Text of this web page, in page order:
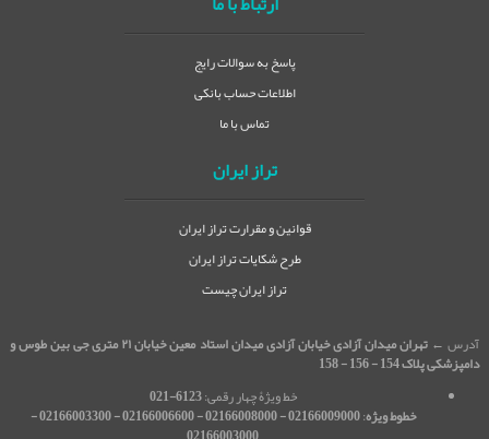
پاسخ به سوالات رایج
اطلاعات حساب بانکی
تماس با ما
تراز ایران
قوانین و مقرارت تراز ایران
طرح شکایات تراز ایران
تراز ایران چیست
آدرس ← تهران میدان آزادی خیابان آزادی میدان استاد معین خیابان ۲۱ متری جی بین طوس و
دامپزشکی پلاک 154 - 156 - 158
خط ویژۀ چهار رقمی:6123-021
خطوط ویژه:
02166009000 - 02166008000 - 02166006600 - 02166003300 -